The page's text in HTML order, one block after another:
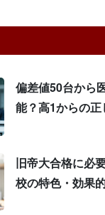
偏差値50台から
能？高1からの
旧帝大合格に必
校の特色・効果